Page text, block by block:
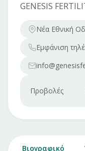
GENESIS
Νέα Εθνική
Εμφάνιση
Προβολές
Βιογραφικό